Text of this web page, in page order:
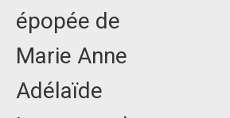
épopée de
Marie Anne
Adélaïde